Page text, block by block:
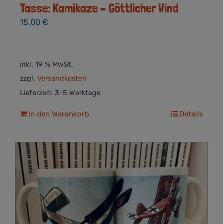
Tasse: Kamikaze – Göttlicher Wind
15,00 €
inkl. 19 % MwSt.
zzgl. Versandkosten
Lieferzeit: 3-5 Werktage
In den Warenkorb Details